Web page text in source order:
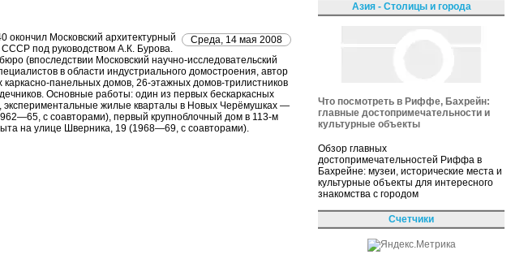
Среда, 14 мая 2008
Московский архитектурный
под руководством А.К. Бурова.
(впоследствии Московский научно-исследовательский
в области индустриального домостроения, автор
панельных домов, 26-этажных домов-трилистников
Основные работы: один из первых бескаркасных
жилые кварталы в Новых Черёмушках —
с соавторами), первый крупноблочный дом в 113-м
на улице Шверника, 19 (1968—69, с соавторами).
Азия - Столицы и города
Что посмотреть в Риффе, Бахрейн:
главные достопримечательности и
культурные объекты
Обзор главных
достопримечательностей Риффа в
Бахрейне: музеи, исторические места и
культурные объекты для интересного
знакомства с городом
Счетчики